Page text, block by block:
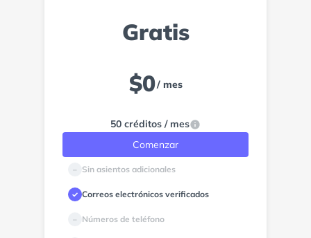
Gratis
$0/ mes
50 créditos / mes
Comenzar
– Sin asientos adicionales
✓ Correos electrónicos verificados
– Números de teléfono